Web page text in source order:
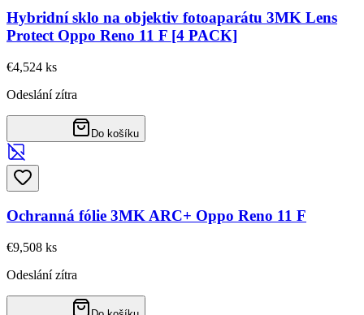
Hybridní sklo na objektiv fotoaparátu 3MK Lens
Protect Oppo Reno 11 F [4 PACK]
€4,524 ks
Odeslání zítra
Do košíku
Ochranná fólie 3MK ARC+ Oppo Reno 11 F
€9,508 ks
Odeslání zítra